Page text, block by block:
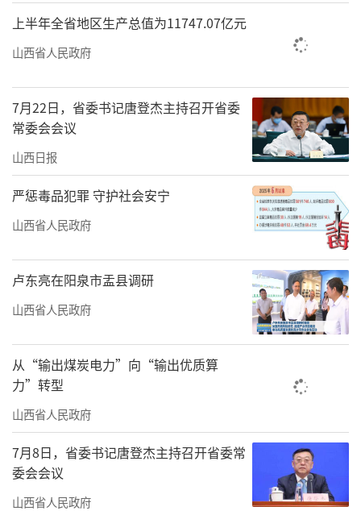
点，集中呈现了山西推动绿电资源就地转化、
产业低碳转型以及绿电产业园区建设情况。能
源科技创新展区聚焦能源转型9条实践路径，设
立煤炭绿色智能开采、煤炭灵活高效发电、低
碳高效煤制油气、碳捕集利用与封存、地热、
新能源等六大板块，同时单设清华大学山西清
洁能源研究院、中科院山西煤化所、省能源互
联网研究院等3个专区，以重大平台、重大成
果、重大示范工程为主要展陈内容，展出我省
近年来的80多项能源科技重大创新成果，呈现
了全省能源科技创新的显著成效。
本届能源博览会吸引了包括中煤能源、中
国华电、晋能控股、山西焦煤、华为、中科院
山西煤化所及特斯拉等在内的500余家国内外能
源领域的领军企业、商协会、高校及科研院所
参加。其中，韩国展团、鄂尔多斯展团、榆林
展团及省内产业集群同台亮相，展示了“国际
合作、区域联动、优势互补”的发展格局，构
筑起坚实的能源产业合作“朋友圈”。
上半年全省地区生产总值为11747.07亿元
山西省人民政府
7月22日，省委书记唐登杰主持召开省委
常委会会议
山西日报
严惩毒品犯罪 守护社会安宁
山西省人民政府
卢东亮在阳泉市盂县调研
山西省人民政府
从“输出煤炭电力”向“输出优质算
力”转型
山西省人民政府
7月8日，省委书记唐登杰主持召开省委常
委会会议
山西省人民政府